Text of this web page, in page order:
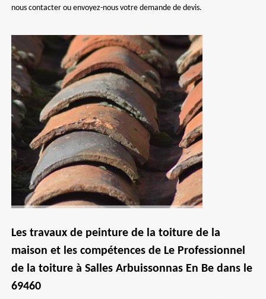
nous contacter ou envoyez-nous votre demande de devis.
Les travaux de peinture de la toiture de la
maison et les compétences de Le Professionnel
de la toiture à Salles Arbuissonnas En Be dans le
69460